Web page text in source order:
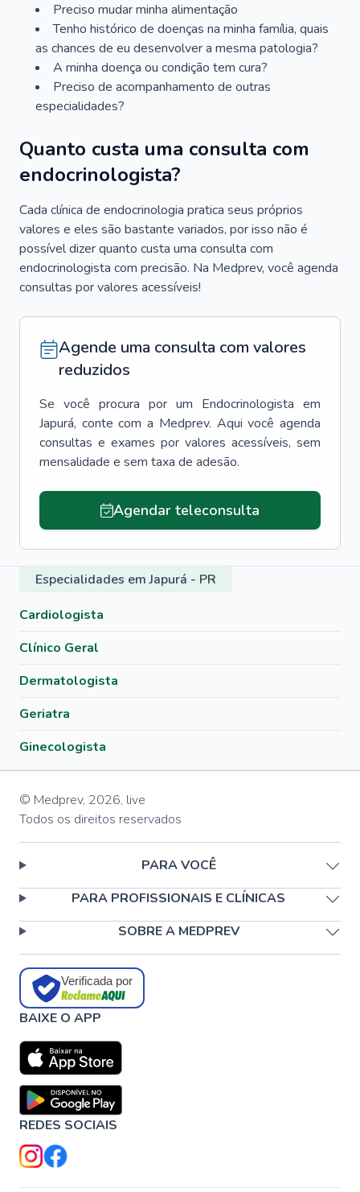
Preciso mudar minha alimentação
Tenho histórico de doenças na minha família, quais
as chances de eu desenvolver a mesma patologia?
A minha doença ou condição tem cura?
Preciso de acompanhamento de outras
especialidades?
Quanto custa uma consulta com
endocrinologista?
Cada clínica de endocrinologia pratica seus próprios
valores e eles são bastante variados, por isso não é
possível dizer quanto custa uma consulta com
endocrinologista com precisão. Na Medprev, você agenda
consultas por valores acessíveis!
Agende uma consulta com valores
reduzidos
Se você procura por um Endocrinologista em
Japurá, conte com a Medprev. Aqui você agenda
consultas e exames por valores acessíveis, sem
mensalidade e sem taxa de adesão.
Agendar teleconsulta
Especialidades em Japurá - PR
Cardiologista
Clínico Geral
Dermatologista
Geriatra
Ginecologista
© Medprev, 2026, live
Todos os direitos reservados
PARA VOCÊ
PARA PROFISSIONAIS E CLÍNICAS
SOBRE A MEDPREV
Verificada por
BAIXE O APP
REDES SOCIAIS